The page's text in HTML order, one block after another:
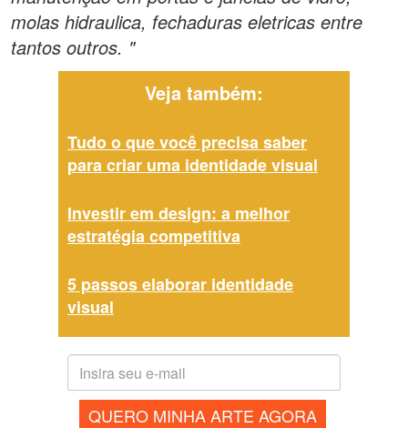
molas hidraulica, fechaduras eletricas entre
tantos outros. "
Veja também:
Tudo o que você precisa saber
para criar uma identidade visual
Investir em design: a melhor
estratégia competitiva
5 passos elaborar identidade
visual
QUERO MINHA ARTE AGORA